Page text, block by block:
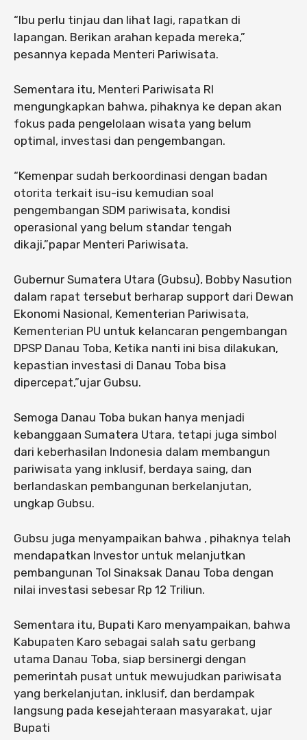
“Ibu perlu tinjau dan lihat lagi, rapatkan di
lapangan. Berikan arahan kepada mereka,”
pesannya kepada Menteri Pariwisata.
Sementara itu, Menteri Pariwisata RI
mengungkapkan bahwa, pihaknya ke depan akan
fokus pada pengelolaan wisata yang belum
optimal, investasi dan pengembangan.
“Kemenpar sudah berkoordinasi dengan badan
otorita terkait isu-isu kemudian soal
pengembangan SDM pariwisata, kondisi
operasional yang belum standar tengah
dikaji,”papar Menteri Pariwisata.
Gubernur Sumatera Utara (Gubsu), Bobby Nasution
dalam rapat tersebut berharap support dari Dewan
Ekonomi Nasional, Kementerian Pariwisata,
Kementerian PU untuk kelancaran pengembangan
DPSP Danau Toba, Ketika nanti ini bisa dilakukan,
kepastian investasi di Danau Toba bisa
dipercepat,”ujar Gubsu.
Semoga Danau Toba bukan hanya menjadi
kebanggaan Sumatera Utara, tetapi juga simbol
dari keberhasilan Indonesia dalam membangun
pariwisata yang inklusif, berdaya saing, dan
berlandaskan pembangunan berkelanjutan,
ungkap Gubsu.
Gubsu juga menyampaikan bahwa , pihaknya telah
mendapatkan Investor untuk melanjutkan
pembangunan Tol Sinaksak Danau Toba dengan
nilai investasi sebesar Rp 12 Triliun.
Sementara itu, Bupati Karo menyampaikan, bahwa
Kabupaten Karo sebagai salah satu gerbang
utama Danau Toba, siap bersinergi dengan
pemerintah pusat untuk mewujudkan pariwisata
yang berkelanjutan, inklusif, dan berdampak
langsung pada kesejahteraan masyarakat, ujar
Bupati